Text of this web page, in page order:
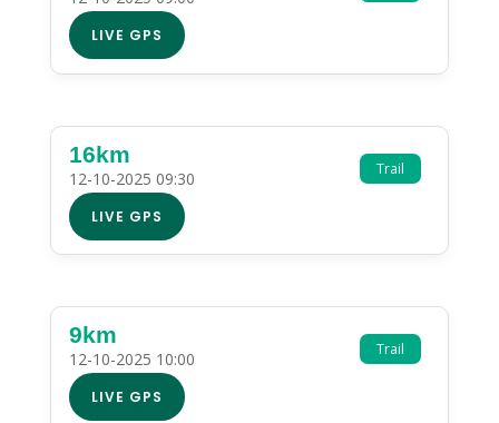
LIVE GPS
Trail
16km
12-10-2025 09:30
LIVE GPS
Trail
9km
12-10-2025 10:00
LIVE GPS